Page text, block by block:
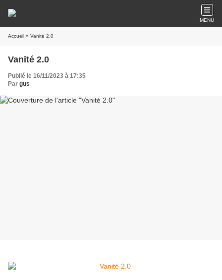
MENU
Accueil » Vanité 2.0
Vanité 2.0
Publié le 16/11/2023 à 17:35
Par gus